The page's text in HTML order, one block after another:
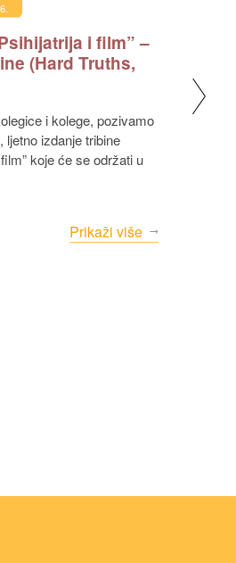
i film” –
(Hard Truths,
ljetno izdanje tribine
koje će se održati u
Prikaži više
Povodom Mjeseca Alzheimerove